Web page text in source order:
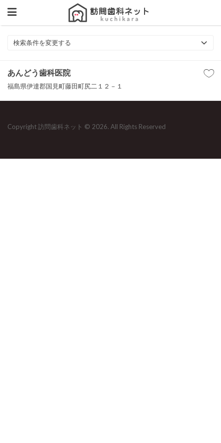
検索条件を変更する
あんどう歯科医院
福島県伊達郡国見町藤田町尻二１２－１
Copyright 訪問歯科ネット © 2026. All Rights Reserved